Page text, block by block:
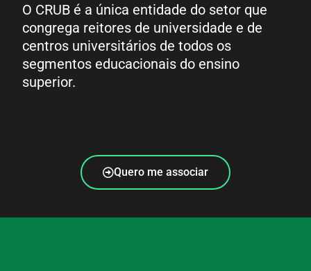
O CRUB é a única entidade do setor que
congrega reitores de universidade e de
centros universitários de todos os
segmentos educacionais do ensino
superior.
Quero me associar